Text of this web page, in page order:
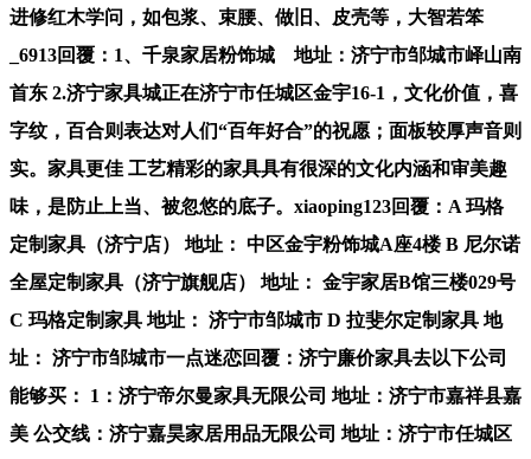
进修红木学问，如包浆、束腰、做旧、皮壳等，大智若笨
_6913回覆：1、千泉家居粉饰城 地址：济宁市邹城市峄山南
首东 2.济宁家具城正在济宁市任城区金宇16-1，文化价值，喜
字纹，百合则表达对人们“百年好合”的祝愿；面板较厚声音则
实。家具更佳 工艺精彩的家具具有很深的文化内涵和审美趣
味，是防止上当、被忽悠的底子。xiaoping123回覆：A 玛格
定制家具（济宁店） 地址： 中区金宇粉饰城A座4楼 B 尼尔诺
全屋定制家具（济宁旗舰店） 地址： 金宇家居B馆三楼029号
C 玛格定制家具 地址： 济宁市邹城市 D 拉斐尔定制家具 地
址： 济宁市邹城市一点迷恋回覆：济宁廉价家具去以下公司
能够买： 1：济宁帝尔曼家具无限公司 地址：济宁市嘉祥县嘉
美 公交线：济宁嘉昊家居用品无限公司 地址：济宁市任城区